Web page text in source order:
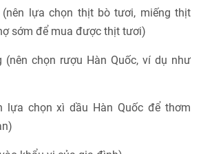
lựa chọn thịt bò tươi, miếng thịt
sớm để mua được thịt tươi)
(nên chọn rượu Hàn Quốc, ví dụ như
lựa chọn xì dầu Hàn Quốc để thơm